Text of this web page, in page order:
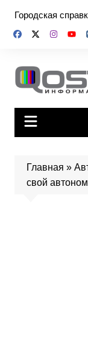
содержимому
Городская
Главная »
свой